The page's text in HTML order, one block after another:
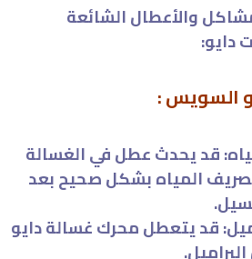
والأعطال الشائعة
دايو:
السويس :
قد يحدث عطل في الغسالة
المياه بشكل صحيح بعد
قد يتعطل محرك غسالة دايو